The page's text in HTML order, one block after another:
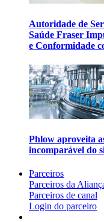
Autoridade de
Saúde Fraser
e Conformidade
Phlow aproveita
incomparável do
Parceiros
Parceiros da
Parceiros de canal
Login do parceiro